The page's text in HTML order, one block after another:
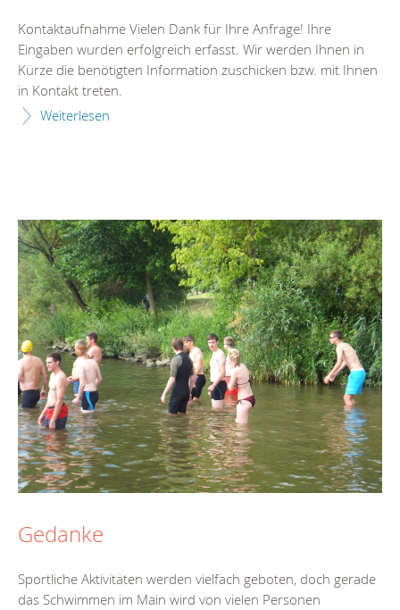
Kontaktaufnahme Vielen Dank für Ihre Anfrage! Ihre
Eingaben wurden erfolgreich erfasst. Wir werden Ihnen in
Kürze die benötigten Information zuschicken bzw. mit Ihnen
in Kontakt treten.
Weiterlesen
Gedanke
Sportliche Aktivitäten werden vielfach geboten, doch gerade
das Schwimmen im Main wird von vielen Personen